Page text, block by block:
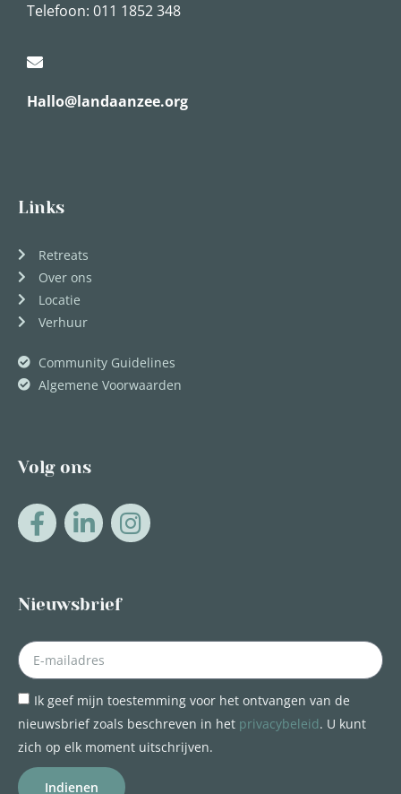
Telefoon: 011 1852 348
Hallo@landaanzee.org
Links
Retreats
Over ons
Locatie
Verhuur
Community Guidelines
Algemene Voorwaarden
Volg ons
Nieuwsbrief
Ik geef mijn toestemming voor het ontvangen van de
nieuwsbrief zoals beschreven in het privacybeleid. U kunt
zich op elk moment uitschrijven.
Indienen